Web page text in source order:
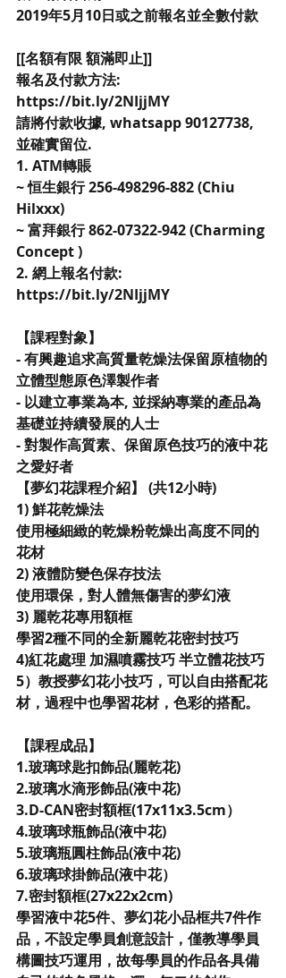
2019年5月10日或之前報名並全數付款
[[名額有限 額滿即止]]
報名及付款方法:
https://bit.ly/2NIjjMY
請將付款收據, whatsapp 90127738,
並確實留位.
1. ATM轉賬
~ 恒生銀行 256-498296-882 (Chiu
Hilxxx)
~ 富拜銀行 862-07322-942 (Charming
Concept )
2. 網上報名付款:
https://bit.ly/2NIjjMY
【課程對象】
- 有興趣追求高質量乾燥法保留原植物的
立體型態原色澤製作者
- 以建立事業為本, 並採納專業的產品為
基礎並持續發展的人士
- 對製作高質素、保留原色技巧的液中花
之愛好者
【夢幻花課程介紹】 (共12小時)
1) 鮮花乾燥法
使用極細緻的乾燥粉乾燥出高度不同的
花材
2) 液體防變色保存技法
使用環保，對人體無傷害的夢幻液
3) 麗乾花專用額框
學習2種不同的全新麗乾花密封技巧
4)紅花處理 加濕噴霧技巧 半立體花技巧
5）教授夢幻花小技巧，可以自由搭配花
材，過程中也學習花材，色彩的搭配。
【課程成品】
1.玻璃球匙扣飾品(麗乾花)
2.玻璃水滴形飾品(液中花)
3.D-CAN密封額框(17x11x3.5cm）
4.玻璃球瓶飾品(液中花)
5.玻璃瓶圓柱飾品(液中花)
6.玻璃球掛飾品(液中花）
7.密封額框(27x22x2cm)
學習液中花5件、夢幻花小品框共7件作
品，不設定學員創意設計，僅教導學員
構圖技巧運用，故每學員的作品各具備